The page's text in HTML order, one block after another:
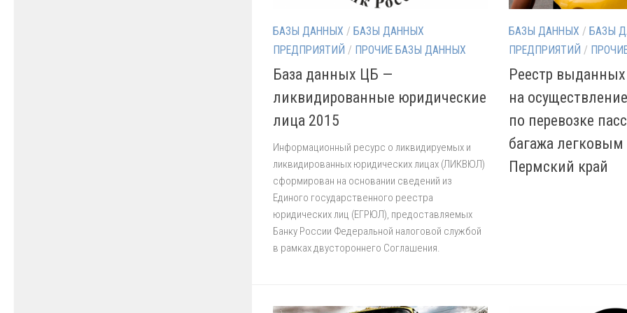
БАЗЫ ДАННЫХ / БАЗЫ ДАННЫХ
ПРЕДПРИЯТИЙ / ПРОЧИЕ БАЗЫ ДАННЫХ
База данных ЦБ —
ликвидированные юридические
лица 2015
Информационный ресурс о ликвидируемых и
ликвидированных юридических лицах (ЛИКВЮЛ)
сформирован на основании сведений из
Единого государственного реестра
юридических лиц (ЕГРЮЛ), предоставляемых
Банку России Федеральной налоговой службой
в рамках двустороннего Соглашения.
БАЗЫ ДАННЫХ / БАЗЫ
ПРЕДПРИЯТИЙ /
Реестр
на
по перевозке
багажа
Пермский край